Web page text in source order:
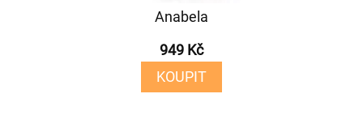
Anabela
949 Kč
KOUPIT